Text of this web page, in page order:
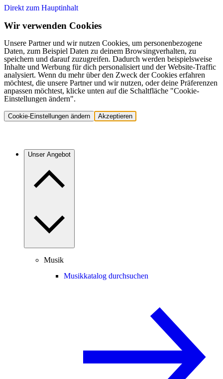
Direkt zum Hauptinhalt
Wir verwenden Cookies
Unsere Partner und wir nutzen Cookies, um personenbezogene
Daten, zum Beispiel Daten zu deinem Browsingverhalten, zu
speichern und darauf zuzugreifen. Dadurch werden beispielsweise
Inhalte und Werbung für dich personalisiert und der Website-Traffic
analysiert. Wenn du mehr über den Zweck der Cookies erfahren
möchtest, die unsere Partner und wir nutzen, oder deine Präferenzen
anpassen möchtest, klicke unten auf die Schaltfläche "Cookie-
Einstellungen ändern".
Cookie-Einstellungen ändern Akzeptieren
Unser Angebot
Musik
Musikkatalog durchsuchen